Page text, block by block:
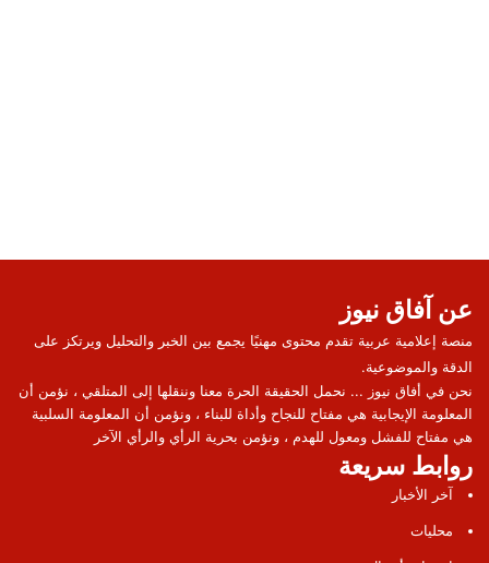
عن آفاق نيوز
منصة إعلامية عربية تقدم محتوى مهنيًا يجمع بين الخبر والتحليل ويرتكز على
الدقة والموضوعية.
نحن في أفاق نيوز ... نحمل الحقيقة الحرة معنا وننقلها إلى المتلقي ، نؤمن أن
المعلومة الإيجابية هي مفتاح للنجاح وأداة للبناء ، ونؤمن أن المعلومة السلبية
هي مفتاح للفشل ومعول للهدم ، ونؤمن بحرية الرأي والرأي الآخر
روابط سريعة
آخر الأخبار
محليات